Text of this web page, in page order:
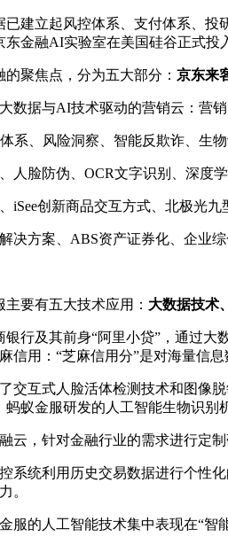
建立起风控体系、支付体系、投
东金融AI实验室在美国硅谷正式投
聚焦点，分为五大部分： 京东来
数据与AI技术驱动的营销云：营
系、风险洞察、智能反欺诈、生物
人脸防伪、OCR文字识别、深度学
iSee创新商品交互方式、北极光九
决方案、ABS资产证券化、企业综
要有五大技术应用： 大数据技术
银行及其前身“阿里小贷”，通过大
信用：“芝麻信用分”是对海量信
交互式人脸活体检测技术和图像
蚂蚁金服研发的人工智能生物识别
云，针对金融行业的需求进行定
系统利用历史交易数据进行个性
。
服的人工智能技术集中表现在“智